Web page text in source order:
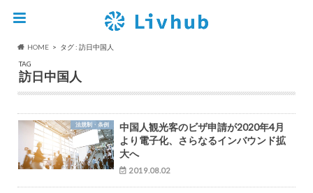
HOME
タグ : 訪日中国人
TAG
訪日中国人
法規制・条例
中国人観光客のビザ申請が2020年4月
より電子化、さらなるインバウンド拡
大へ
2019.08.02